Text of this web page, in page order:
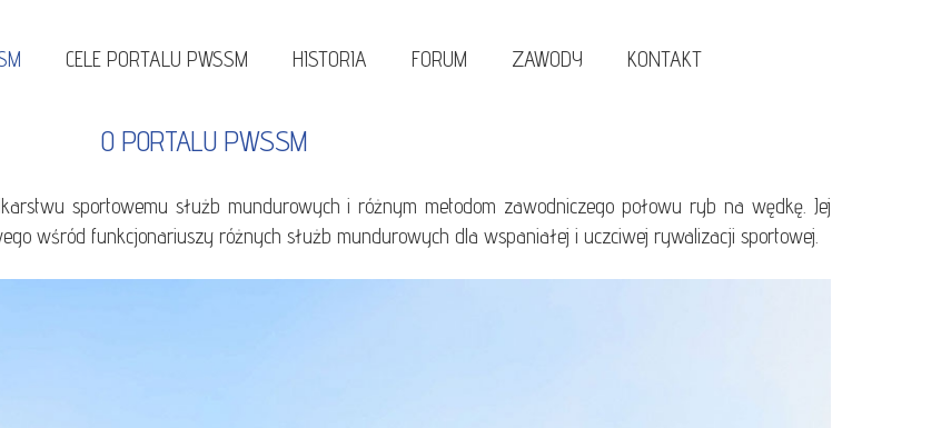
CELE PORTALU PWSSM HISTORIA FORUM ZAWODY KONTAKT
O PORTALU PWSSM
sportowemu służb mundurowych i różnym metodom zawodniczego połowu ryb na wędkę. Jej
wśród funkcjonariuszy różnych służb mundurowych dla wspaniałej i uczciwej rywalizacji sportowej.